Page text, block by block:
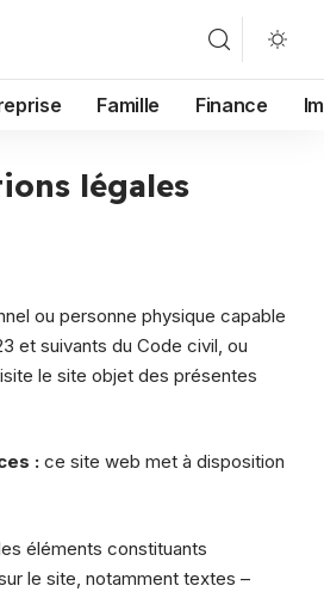
Famille Finance
légales
ou personne physique capable
et suivants du Code civil, ou
le site objet des présentes
: ce site web met à disposition
éléments constituants
le site, notamment textes –